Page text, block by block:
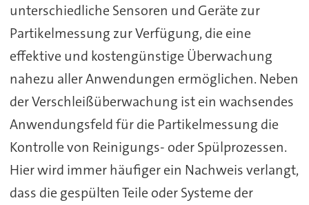
unterschiedliche Sensoren und Geräte zur
Partikelmessung zur Verfügung, die eine
effektive und kostengünstige Überwachung
nahezu aller Anwendungen ermöglichen. Neben
der Verschleißüberwachung ist ein wachsendes
Anwendungsfeld für die Partikelmessung die
Kontrolle von Reinigungs- oder Spülprozessen.
Hier wird immer häufiger ein Nachweis verlangt,
dass die gespülten Teile oder Systeme der